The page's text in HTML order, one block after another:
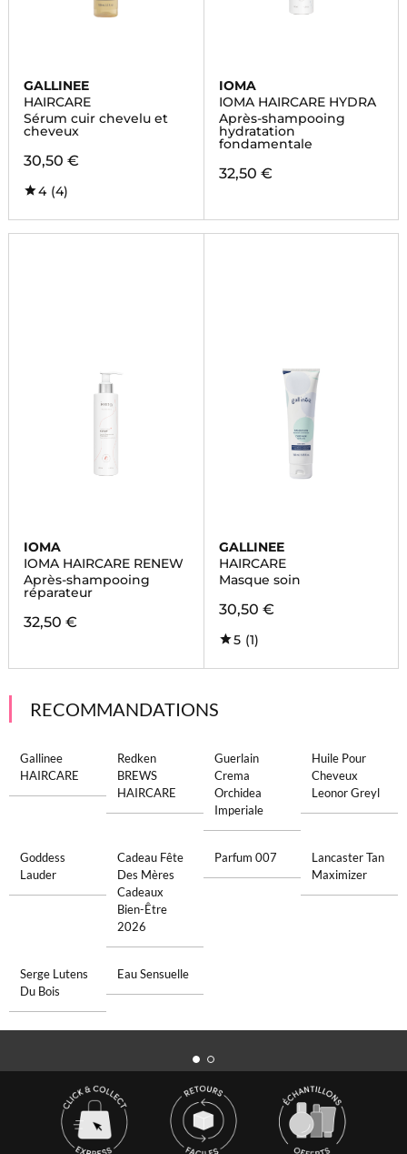
GALLINEE
HAIRCARE
Sérum cuir chevelu et
cheveux
30,50 €
4 (4)
IOMA
IOMA HAIRCARE HYDRA
Après-shampooing
hydratation
fondamentale
32,50 €
IOMA
IOMA HAIRCARE RENEW
Après-shampooing
réparateur
32,50 €
GALLINEE
HAIRCARE
Masque soin
30,50 €
5 (1)
RECOMMANDATIONS
Gallinee
HAIRCARE
Redken
BREWS
HAIRCARE
Guerlain
Crema
Orchidea
Imperiale
Huile Pour
Cheveux
Leonor Greyl
Goddess
Lauder
Cadeau Fête
Des Mères
Cadeaux
Bien-Être
2026
Parfum 007
Lancaster Tan
Maximizer
Serge Lutens
Du Bois
Eau Sensuelle